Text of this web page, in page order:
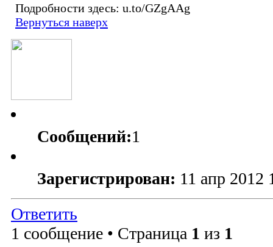
Подробности здесь: u.to/GZgAAg
Вернуться наверх
Сообщений:1
Зарегистрирован: 11 апр 2012
Ответить
1 сообщение • Страница 1 из 1